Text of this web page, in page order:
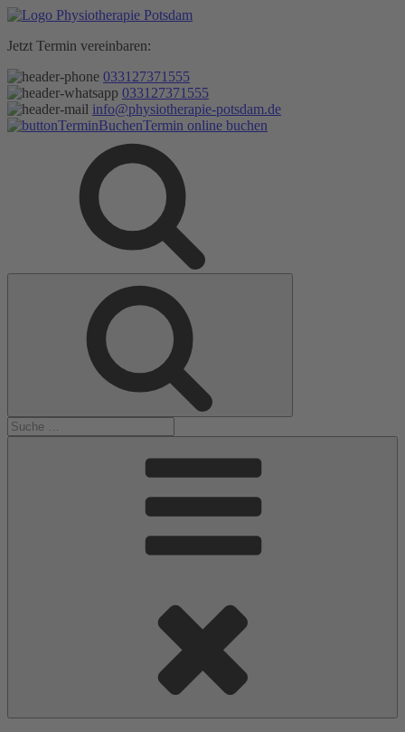
Zum
springen
Jetzt Termin vereinbaren:
033127371555
033127371555
info@physiotherapie-potsdam.de
Termin online buchen